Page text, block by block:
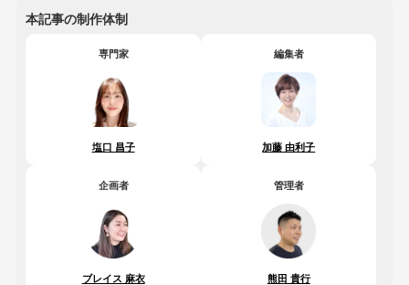
本記事の制作体制
専門家
塩口 昌子
編集者
加藤 由利子
企画者
ブレイス 麻衣
管理者
熊田 貴行